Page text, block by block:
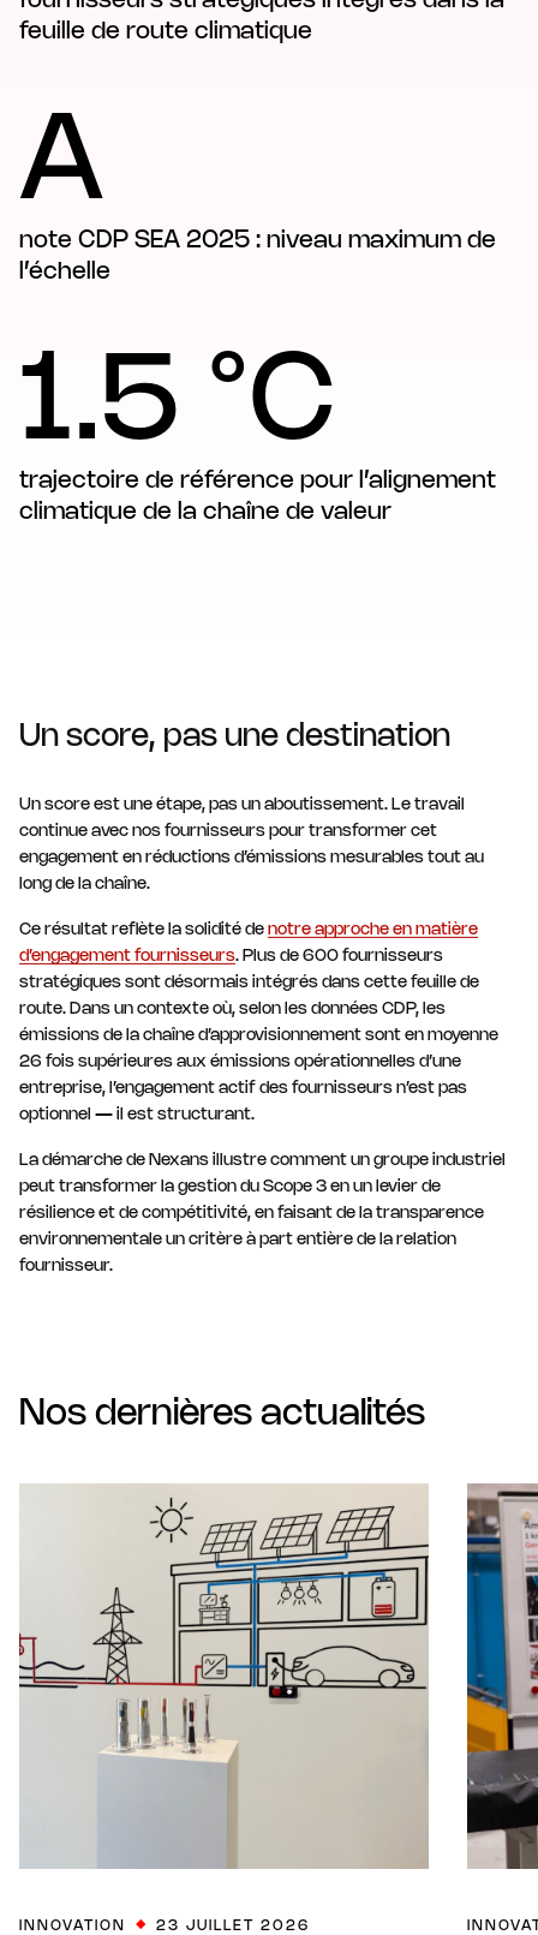
feuille de route climatique
A
note CDP SEA 2025 : niveau maximum de
l’échelle
1.5 °C
trajectoire de référence pour l’alignement
climatique de la chaîne de valeur
Un score, pas une destination
Un score est une étape, pas un aboutissement. Le travail
continue avec nos fournisseurs pour transformer cet
engagement en réductions d’émissions mesurables tout au
long de la chaîne.
Ce résultat reflète la solidité de notre approche en matière
d’engagement fournisseurs. Plus de 600 fournisseurs
stratégiques sont désormais intégrés dans cette feuille de
route. Dans un contexte où, selon les données CDP, les
émissions de la chaîne d’approvisionnement sont en moyenne
26 fois supérieures aux émissions opérationnelles d’une
entreprise, l’engagement actif des fournisseurs n’est pas
optionnel — il est structurant.
La démarche de Nexans illustre comment un groupe industriel
peut transformer la gestion du Scope 3 en un levier de
résilience et de compétitivité, en faisant de la transparence
environnementale un critère à part entière de la relation
fournisseur.
Nos dernières actualités
INNOVATION 23 JUILLET 2026